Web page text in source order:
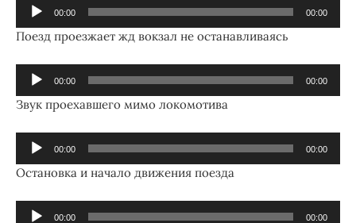
Аудиоплеер
00:00 00:00
Поезд проезжает жд вокзал не останавливаясь
Аудиоплеер
00:00 00:00
Звук проехавшего мимо локомотива
Аудиоплеер
00:00 00:00
Остановка и начало движения поезда
Аудиоплеер
00:00 00:00